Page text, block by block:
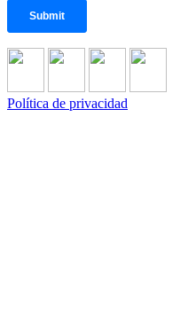
Política de privacidad